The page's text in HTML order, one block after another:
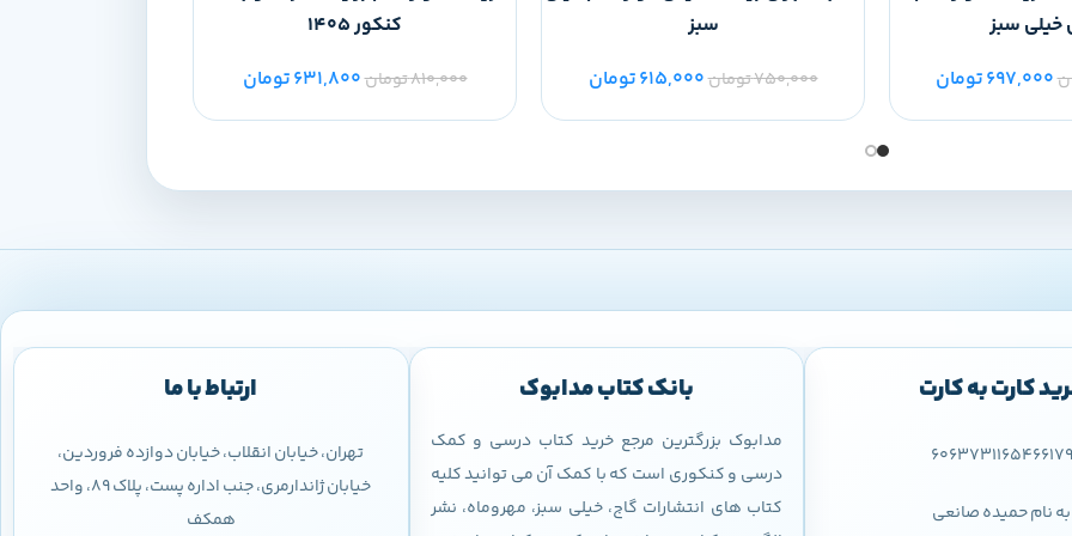
خیلی سبز
697,000تومان
سبز
750,000تومان615,000تومان
کنکور 1405
810,000تومان631,800تومان
کارت به کارت
6063731165466179
به نام حمیده صانعی
بانک کتاب مدابوک
مدابوک بزرگترین مرجع خرید کتاب درسی و کمک
درسی و کنکوری است که با کمک آن می توانید کلیه
کتاب های انتشارات گاج، خیلی سبز، مهروماه، نشر
ارتباط با ما
تهران، خیابان انقلاب، خیابان دوازده فروردین،
خیابان ژاندارمری، جنب اداره پست، پلاک 89، واحد
همکف